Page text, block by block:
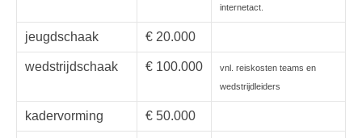
internetact.
jeugdschaak € 20.000
wedstrijdschaak € 100.000
vnl. reiskosten teams en
wedstrijdleiders
kadervorming € 50.000